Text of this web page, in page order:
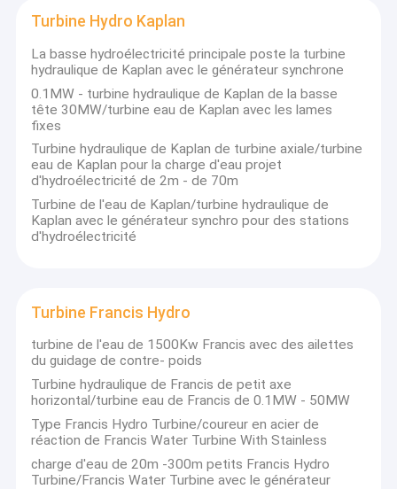
Turbine Hydro Kaplan
La basse hydroélectricité principale poste la turbine
hydraulique de Kaplan avec le générateur synchrone
0.1MW - turbine hydraulique de Kaplan de la basse
tête 30MW/turbine eau de Kaplan avec les lames
fixes
Turbine hydraulique de Kaplan de turbine axiale/turbine
eau de Kaplan pour la charge d'eau projet
d'hydroélectricité de 2m - de 70m
Turbine de l'eau de Kaplan/turbine hydraulique de
Kaplan avec le générateur synchro pour des stations
d'hydroélectricité
Turbine Francis Hydro
turbine de l'eau de 1500Kw Francis avec des ailettes
du guidage de contre- poids
Turbine hydraulique de Francis de petit axe
horizontal/turbine eau de Francis de 0.1MW - 50MW
Type Francis Hydro Turbine/coureur en acier de
réaction de Francis Water Turbine With Stainless
charge d'eau de 20m -300m petits Francis Hydro
Turbine/Francis Water Turbine avec le générateur